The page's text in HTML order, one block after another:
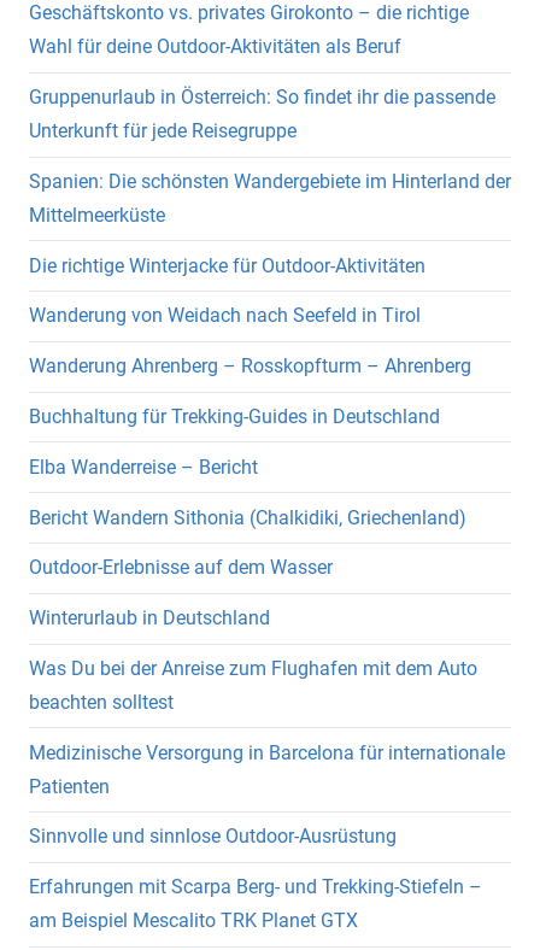
Geschäftskonto vs. privates Girokonto – die richtige
Wahl für deine Outdoor-Aktivitäten als Beruf
Gruppenurlaub in Österreich: So findet ihr die passende
Unterkunft für jede Reisegruppe
Spanien: Die schönsten Wandergebiete im Hinterland der
Mittelmeerküste
Die richtige Winterjacke für Outdoor-Aktivitäten
Wanderung von Weidach nach Seefeld in Tirol
Wanderung Ahrenberg – Rosskopfturm – Ahrenberg
Buchhaltung für Trekking-Guides in Deutschland
Elba Wanderreise – Bericht
Bericht Wandern Sithonia (Chalkidiki, Griechenland)
Outdoor-Erlebnisse auf dem Wasser
Winterurlaub in Deutschland
Was Du bei der Anreise zum Flughafen mit dem Auto
beachten solltest
Medizinische Versorgung in Barcelona für internationale
Patienten
Sinnvolle und sinnlose Outdoor-Ausrüstung
Erfahrungen mit Scarpa Berg- und Trekking-Stiefeln –
am Beispiel Mescalito TRK Planet GTX